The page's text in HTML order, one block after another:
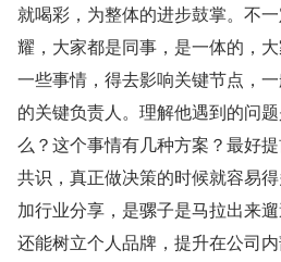
就喝彩，为整体的进步鼓掌。不
耀，大家都是同事，是一体的，
一些事情，得去影响关键节点，
的关键负责人。理解他遇到的问
么？这个事情有几种方案？最好
共识，真正做决策的时候就容易
加行业分享，是骡子是马拉出来
还能树立个人品牌，提升在公司内